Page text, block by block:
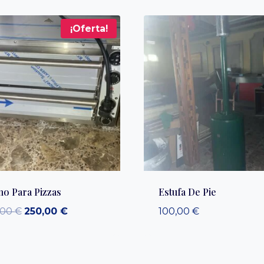
¡Oferta!
Para Pizzas
€ El
250,00 €El
Estufa De Pie
100,00 €